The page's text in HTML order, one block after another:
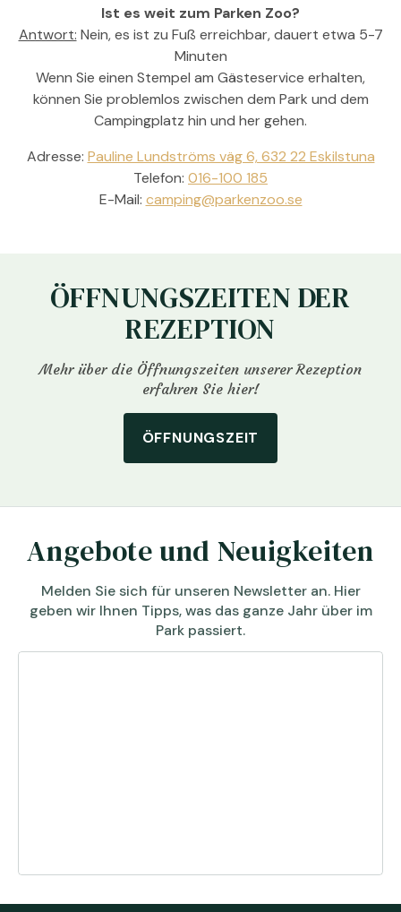
Ist es weit zum Parken Zoo?
Antwort: Nein, es ist zu Fuß erreichbar, dauert etwa 5-7
Minuten
Wenn Sie einen Stempel am Gästeservice erhalten,
können Sie problemlos zwischen dem Park und dem
Campingplatz hin und her gehen.
Adresse: Pauline Lundströms väg 6, 632 22 Eskilstuna
Telefon: 016-100 185
E-Mail: camping@parkenzoo.se
ÖFFNUNGSZEITEN DER
REZEPTION
Mehr über die Öffnungszeiten unserer Rezeption
erfahren Sie hier!
ÖFFNUNGSZEIT
Angebote und Neuigkeiten
Melden Sie sich für unseren Newsletter an. Hier
geben wir Ihnen Tipps, was das ganze Jahr über im
Park passiert.